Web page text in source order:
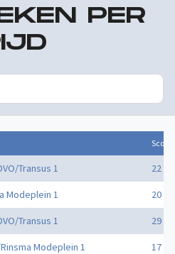
PER
Score
Transus 1 22 -
Modeplein 1 20 -
Transus 1 29 -
Modeplein 1 17 -